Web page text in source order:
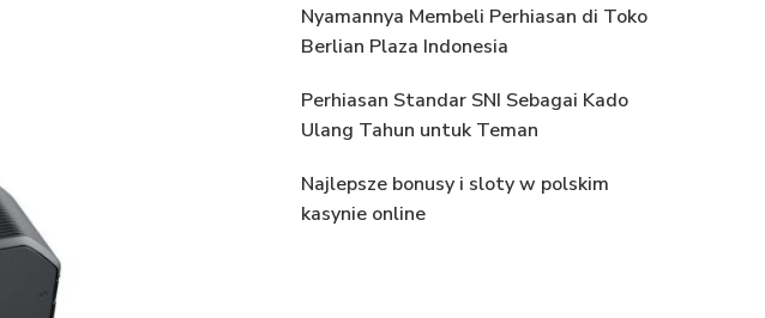
Nyamannya Membeli Perhiasan di Toko
Berlian Plaza Indonesia
Perhiasan Standar SNI Sebagai Kado
Ulang Tahun untuk Teman
Najlepsze bonusy i sloty w polskim
kasynie online